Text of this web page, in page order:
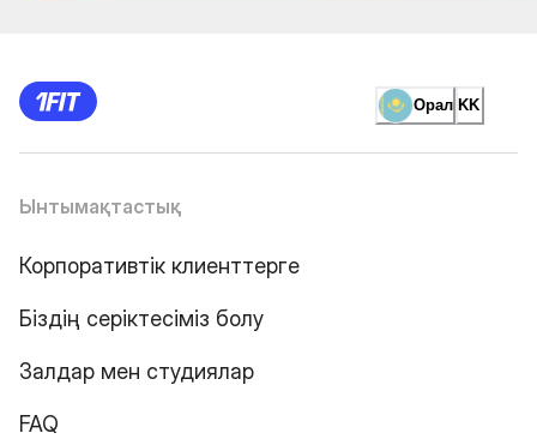
Орал KK
Ынтымақтастық
Корпоративтік клиенттерге
Біздің серіктесіміз болу
Залдар мен студиялар
FAQ